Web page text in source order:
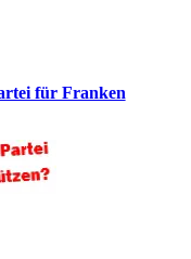
für Franken